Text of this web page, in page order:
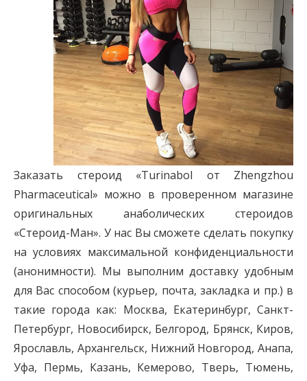
Заказать стероид «Turinabol от Zhengzhou
Pharmaceutical» можно в проверенном магазине
оригинальных анаболических стероидов
«Стероид-Ман». У нас Вы сможете сделать покупку
на условиях максимальной конфиденциальности
(анонимности). Мы выполним доставку удобным
для Вас способом (курьер, почта, закладка и пр.) в
такие города как: Москва, Екатеринбург, Санкт-
Петербург, Новосибирск, Белгород, Брянск, Киров,
Ярославль, Архангельск, Нижний Новгород, Анапа,
Уфа, Пермь, Казань, Кемерово, Тверь, Тюмень,